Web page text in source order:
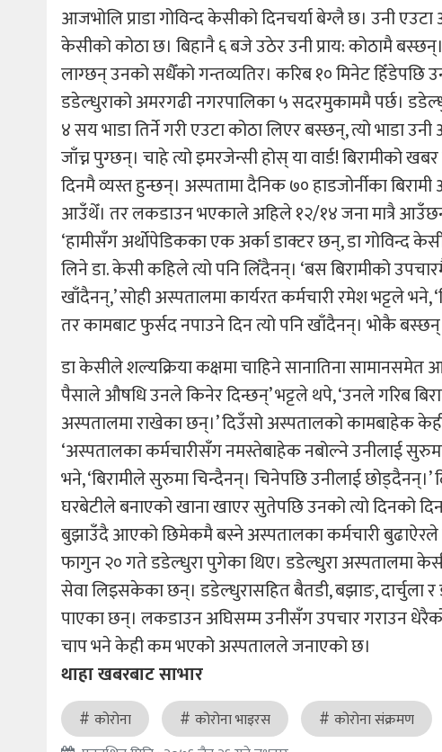
आजभोलि प्राडा गोविन्द केसीको दिनचर्या बेग्लै छ। उनी
केसीको कोठा छ। बिहानै ६ बजे उठेर उनी प्राय: कोठामै
लाग्छन् उनको सधैँको गन्तव्यतिर। करिब १० मिनेट हिँडेपछि
डडेल्धुराको अमरगढी नगरपालिका ५ सदरमुकाममै पर्छ।
४ सय भाडा तिर्ने गरी एउटा कोठा लिएर बस्छन्, त्यो भाडा
जाँच्न पुग्छन्। चाहे त्यो इमरजेन्सी होस् या वार्ड! बिरामीको
दिनमै व्यस्त हुन्छन्। अस्पतामा दैनिक ७० हाडजोर्नीका
आउँथेँ। तर लकडाउन भएकाले अहिले १२/१४ जना मात्रै
‘हामीसँग अर्थोपेडिकका एक अर्का डाक्टर छन्, डा गोविन्द
लिने डा. केसी कहिले त्यो पनि लिँदैनन्। ‘बस बिरामीको
खाँदैनन्,’ सोही अस्पतालमा कार्यरत कर्मचारी रमेश भट्टले
तर कामबाट फुर्सद नपाउने दिन त्यो पनि खाँदैनन्। भोकै
डा केसीले शल्यक्रिया कक्षमा चाहिने सानातिना
पैसाले औषधि उनले किनेर दिन्छन्’ भट्टले थपे, ‘उनले गरिब
अस्पतालमा राखेका छन्।’ दिउँसो अस्पतालको कामबाहेक
‘अस्पतालका कर्मचारीसँग नमस्तेबाहेक नबोल्ने उनीलाई
भने, ‘बिरामीले सुरुमा चिन्दैनन्। चिनेपछि उनीलाई
घरबेटीले बनाएको खाना खाएर सुतेपछि उनको त्यो दिनको
बुझाउँदै आएको छिमेकमै बस्ने अस्पतालका कर्मचारी बुढाऐरले
फागुन २० गते डडेल्धुरा पुगेका थिए। डडेल्धुरा अस्पतालमा
सेवा लिइसकेका छन्। डडेल्धुरासहित बैतडी, बझाङ, दार्चुला र
पाएका छन्। लकडाउन अघिसम्म उनीसँग उपचार गराउन
चाप भने केही कम भएको अस्पतालले जनाएको छ।
थाहा खबरबाट साभार
कोरोना कोरोना भाइरस कोरोना संक्रमण